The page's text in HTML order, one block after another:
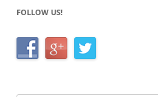
FOLLOW US!